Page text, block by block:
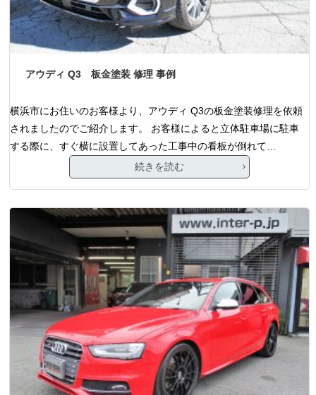
アウディ Q3 板金塗装 修理 事例
横浜市にお住いのお客様より、アウディ Q3の板金塗装修理を依頼
されましたのでご紹介します。 お客様によると立体駐車場に駐車
する際に、すぐ横に設置してあった工事中の看板が倒れて…
続きを読む